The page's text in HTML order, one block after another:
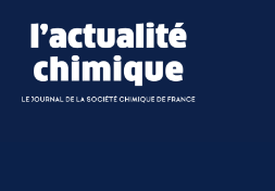
content